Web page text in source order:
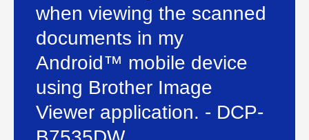
when viewing the scanned
documents in my
Android™ mobile device
using Brother Image
Viewer application. - DCP-